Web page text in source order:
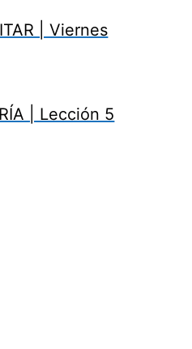
| Viernes
| Lección 5